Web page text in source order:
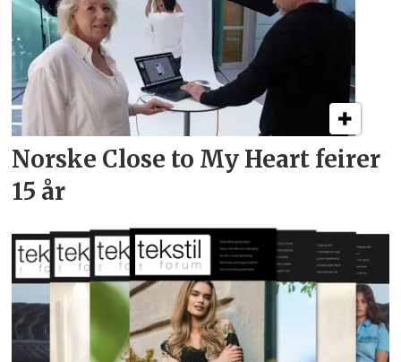
Norske Close to My Heart feirer
15 år